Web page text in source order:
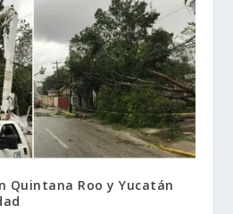
Quintana Roo y Yucatán